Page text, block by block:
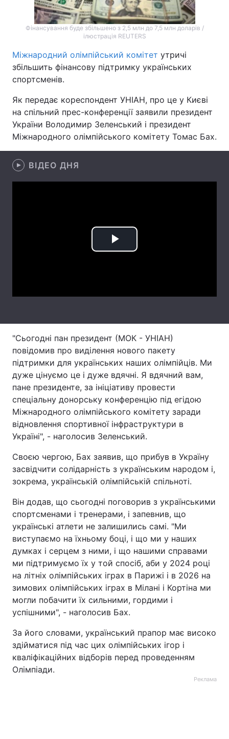
Цікавинки Погода
Лонгріди
Відео з Youtube Статті
Інтерв'ю Думки
Контакти
Тема оформлення
Фінансування буде збільшено з 2,5 млн до 7,5 млн доларів /
ілюстрація REUTERS
Міжнародний олімпійський комітет утричі
збільшить фінансову підтримку українських
спортсменів.
Як передає кореспондент УНІАН, про це у Києві
на спільний прес-конференції заявили президент
України Володимир Зеленський і президент
Міжнародного олімпійського комітету Томас Бах.
ВІДЕО ДНЯ
Play
"Сьогодні пан президент (МОК - УНІАН)
повідомив про виділення нового пакету
підтримки для українських наших олімпійців. Ми
дуже цінуємо це і дуже вдячні. Я вдячний вам,
пане президенте, за ініціативу провести
спеціальну донорську конференцію під егідою
Міжнародного олімпійського комітету заради
відновлення спортивної інфраструктури в
Україні", - наголосив Зеленський.
Своєю чергою, Бах заявив, що прибув в Україну
засвідчити солідарність з українським народом і,
зокрема, українській олімпійській спільноті.
Він додав, що сьогодні поговорив з українськими
спортсменами і тренерами, і запевнив, що
українські атлети не залишились самі. "Ми
виступаємо на їхньому боці, і що ми у наших
думках і серцем з ними, і що нашими справами
ми підтримуємо їх у той спосіб, аби у 2024 році
на літніх олімпійських іграх в Парижі і в 2026 на
зимових олімпійських іграх в Мілані і Кортіна ми
могли побачити їх сильними, гордими і
успішними", - наголосив Бах.
За його словами, український прапор має високо
здійматися під час цих олімпійських ігор і
кваліфікаційних відборів перед проведенням
Олімпіади.
Реклама